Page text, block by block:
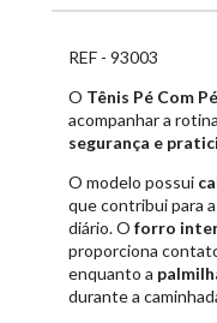
REF - 93003
O Tênis Pé Com
acompanhar a
segurança e
O modelo possui
que contribui para
diário. O forro
proporciona
enquanto a
durante a